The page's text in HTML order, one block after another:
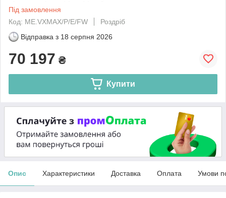
Під замовлення
Код: ME.VXMAX/P/E/FW
Роздріб
Відправка з 18 серпня 2026
70 197 ₴
Купити
Опис Характеристики Доставка Оплата Умови